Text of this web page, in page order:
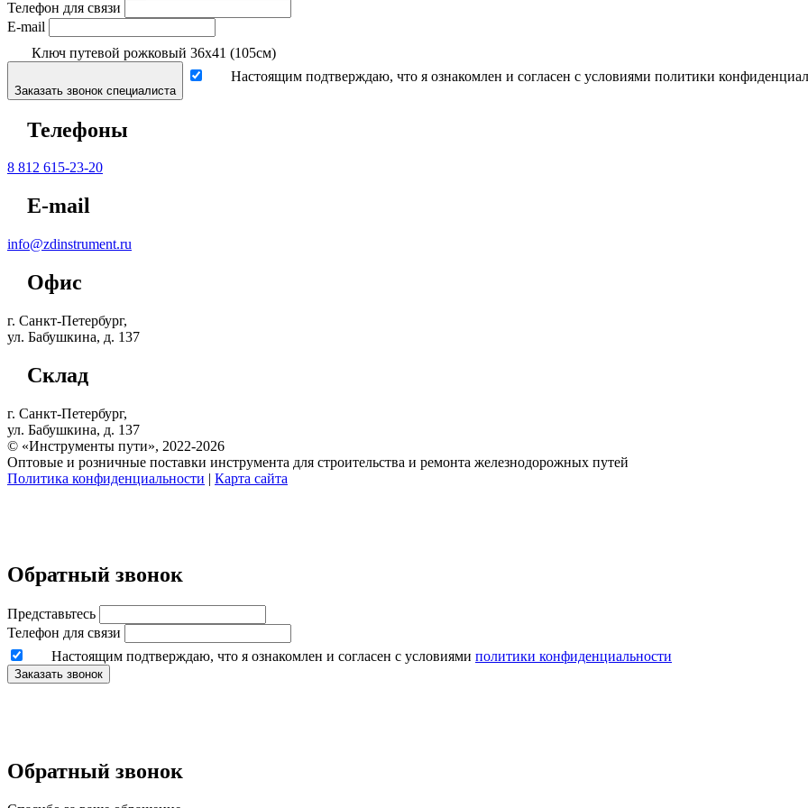
Телефон для связи
E-mail
Ключ путевой рожковый 36х41 (105см)
Заказать звонок специалиста
Настоящим подтверждаю, что я ознакомлен и согласен с условиями политики
Телефоны
8 812 615-23-20
E-mail
info@zdinstrument.ru
Офис
г. Санкт-Петербург,
ул. Бабушкина, д. 137
Склад
г. Санкт-Петербург,
ул. Бабушкина, д. 137
© «Инструменты пути», 2022-2026
Оптовые и розничные поставки инструмента для строительства и ремонта железнодорожных путей
Политика конфиденциальности | Карта сайта
Обратный звонок
Представьтесь
Телефон для связи
Настоящим подтверждаю, что я ознакомлен и согласен с условиями политики конфиденциальности
Заказать звонок
Обратный звонок